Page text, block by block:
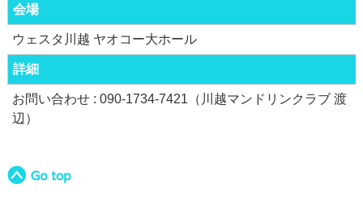
会場
ウェスタ川越 ヤオコー大ホール
詳細
お問い合わせ : 090-1734-7421（川越マンドリンクラブ 渡
辺）